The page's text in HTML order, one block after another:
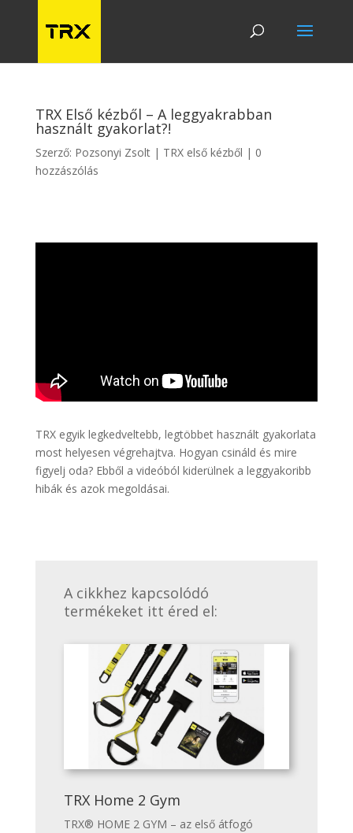
TRX Első kézből – A leggyakrabban
használt gyakorlat?!
Szerző: Pozsonyi Zsolt TRX első kézből
0
hozzászólás
TRX egyik legkedveltebb, legtöbbet használt gyakorlata
most helyesen végrehajtva. Hogyan csináld és mire
figyelj oda? Ebből a videóból kiderülnek a leggyakoribb
hibák és azok megoldásai.
A cikkhez kapcsolódó
termékeket itt éred el:
TRX Home 2 Gym
TRX® HOME 2 GYM – az első átfogó